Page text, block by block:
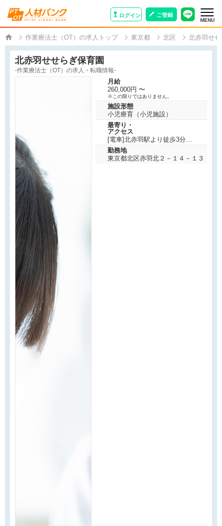
ログイン ご登録
MENU
作業療法士（OT）の求人トップ 東京都 北区 北赤羽せ
北赤羽せせらぎ保育園
-作業療法士（OT）の求人・転職情報-
月給
260,000円 〜
※この限りではありません。
施設形態
小児療育（小児施設）
最寄り・
アクセス
[電車]北赤羽駅より徒歩3分
勤務地
東京都北区赤羽北２－１４－１３